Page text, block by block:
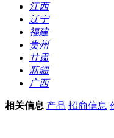
江西
辽宁
福建
贵州
甘肃
新疆
广西
相关信息 产品 招商信息